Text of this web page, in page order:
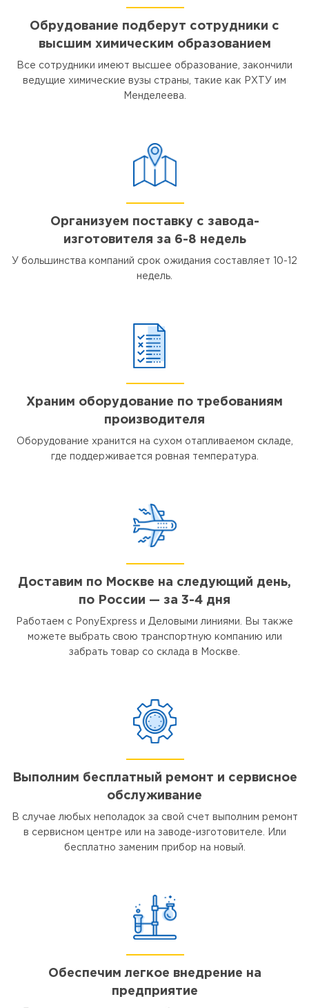
Обрудование подберут сотрудники с
высшим химическим образованием
Все сотрудники имеют высшее образование, закончили
ведущие химические вузы страны, такие как РХТУ им
Менделеева.
Организуем поставку с завода-
изготовителя за 6-8 недель
У большинства компаний срок ожидания составляет 10-12
недель.
Храним оборудование по требованиям
производителя
Оборудование хранится на сухом отапливаемом складе,
где поддерживается ровная температура.
Доставим по Москве на следующий день,
по России — за 3-4 дня
Работаем с PonyExpress и Деловыми линиями. Вы также
можете выбрать свою транспортную компанию или
забрать товар со склада в Москве.
Выполним бесплатный ремонт и сервисное
обслуживание
В случае любых неполадок за свой счет выполним ремонт
в сервисном центре или на заводе-изготовителе. Или
бесплатно заменим прибор на новый.
Обеспечим легкое внедрение на
предприятие